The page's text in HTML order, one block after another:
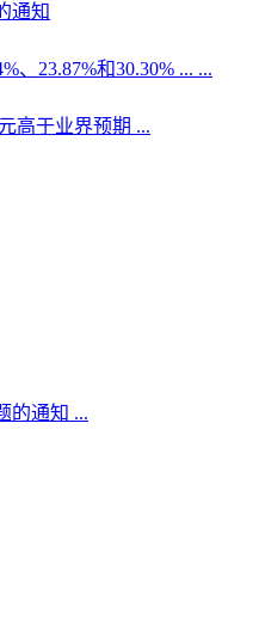
通知
、23.87%和30.30% ... ...
高于业界预期 ...
的通知 ...